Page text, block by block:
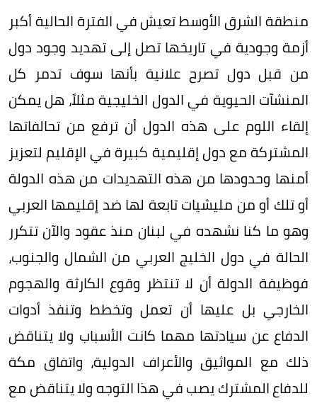
منطقة الشرق الأوسط تعيش في الفترة الحالية أكبر
أزمة وجودية في تاريخها تصل إلى تهديد وجود دول
من قبل دول تصرح علانية بأنها سوف تدمر كل
المنشآت الحيوية في الدول الخليجية مثلاً، هل يمكن
إلقاء اللوم على هذه الدول أن ترفع من تحالفاتها
المشتركة مع دول إقليمية كبيرة في الإقليم لتعزيز
أمنها وحدودها من هذه التهديدات من هذه الدولة
أو تلك أو من مليشيات تابعة لها ضد إقليمها العربي
وهو ما كنا نشهده في لبنان منذ عقود والآن تتكرر
الحالة في دول الخليج العربي من الشمال والجنوب،
فوظيفة الدولة أن لا تنتظر وقوع الكارثة والهجوم
الخارجي بل عليها أن تعمل وتخطط وتنفذ أدوات
الدفاع عن سيادتها مهما كانت الأسباب ولا يتناقض
ذلك مع المواثيق والأعراف الدولية، واتفاق مكة
للدفاع المشترك يصب في هذا التوجه ولا يتناقض مع